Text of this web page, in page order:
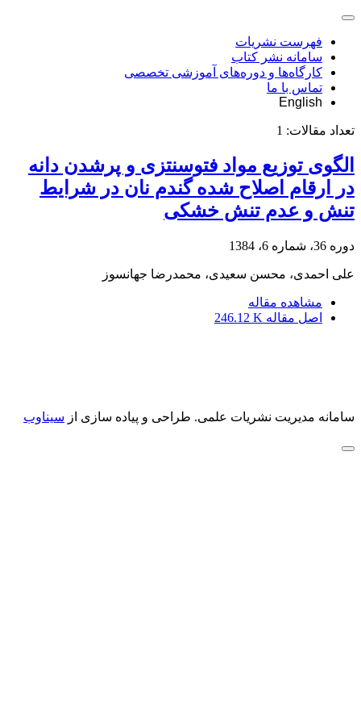
فهرست نشریات
سامانه نشر کتاب
کارگاه‌ها و دوره‌های آموزشی تخصصی
تماس با ما
English
تعداد مقالات: 1
الگوی توزیع مواد فتوسنتزی و پرشدن دانه
در ارقام اصلاح شده گندم نان در شرایط
تنش و عدم تنش خشکی
دوره 36، شماره 6، 1384
علی احمدی، محسن سعیدی، محمدرضا جهانسوز
مشاهده مقاله
اصل مقاله 246.12 K
سامانه مدیریت نشریات علمی. طراحی و پیاده سازی از سیناوب